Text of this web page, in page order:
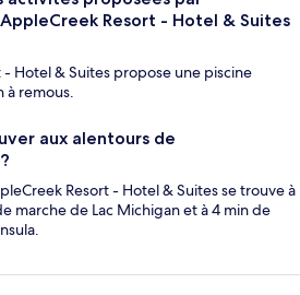
Resort - Hotel & Suites
Hotel & Suites propose une piscine
à remous.
aux alentours de
Resort - Hotel & Suites se trouve à
marche de Lac Michigan et à 4 min de